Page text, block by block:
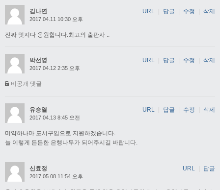
김나연
2017.04.11 10:30 오후
진짜 멋지다 응원합니다.최고의 출판사 ..
URL | 답글 | 수정 | 삭제
박선영
2017.04.12 2:35 오후
비공개 댓글
URL 답글 수정 삭제
유승열
2017.04.13 8:45 오전
미약하나마 도서구입으로 지원하겠습니다.
늘 이렇게 든든한 은행나무가 되어주시길 바랍니다.
URL 답글 수정 삭제
신효정
2017.05.08 11:54 오후
URL 답글